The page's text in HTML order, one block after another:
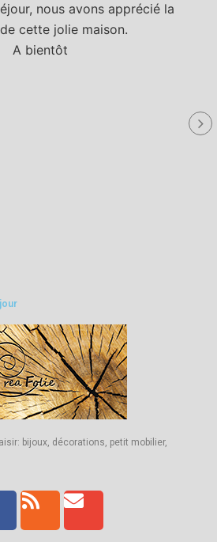
nous avons apprécié la
cette jolie maison.
A bientôt
bijoux, décorations, petit mobilier,